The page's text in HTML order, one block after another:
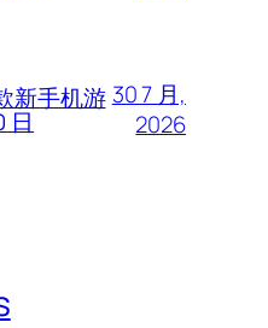
新手机游
日
30 7 月,
2026